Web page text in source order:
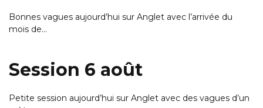
Bonnes vagues aujourd’hui sur Anglet avec l’arrivée du
mois de…
Session 6 août
Petite session aujourd’hui sur Anglet avec des vagues d’un